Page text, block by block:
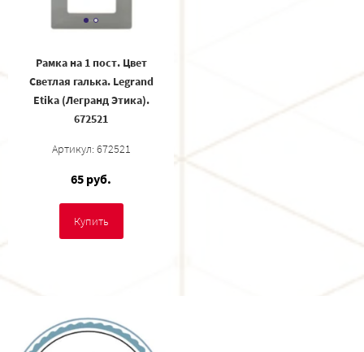
Рамка на 1 пост. Цвет
Светлая галька. Legrand
Etika (Легранд Этика).
672521
Артикул: 672521
65 руб.
Купить